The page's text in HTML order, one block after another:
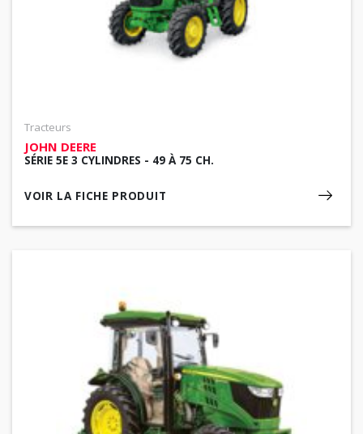
Tracteurs
JOHN DEERE
SÉRIE 5E 3 CYLINDRES - 49 À 75 CH.
VOIR LA FICHE PRODUIT